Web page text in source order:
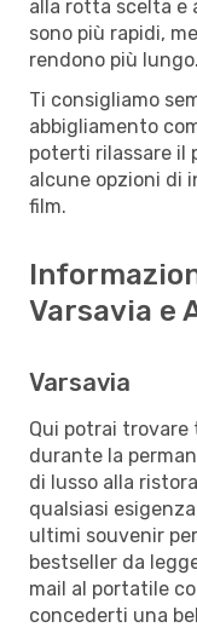
alla rotta scelta e
sono più rapidi,
rendono più lungo.
Ti consigliamo
abbigliamento
poterti rilassare il
alcune opzioni di
film.
Varsavia e
Varsavia
Qui potrai
durante la
di lusso alla
qualsiasi
ultimi souvenir
bestseller da
mail al portatile
concederti una